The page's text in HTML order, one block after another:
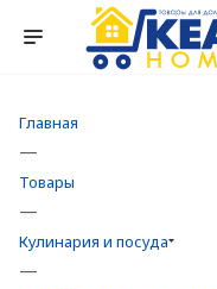
Главная
—
Товары
—
Кулинария и посуда
—